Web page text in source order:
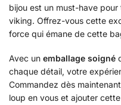
bijou est un must-have pour
viking. Offrez-vous cette
force qui émane de cette
Avec un emballage soigné
chaque détail, votre
Commandez dès
loup en vous et ajouter